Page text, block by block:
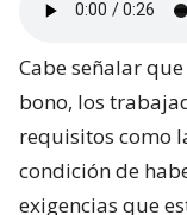
Cabe señalar
bono, los
requisitos como
condición de
exigencias que